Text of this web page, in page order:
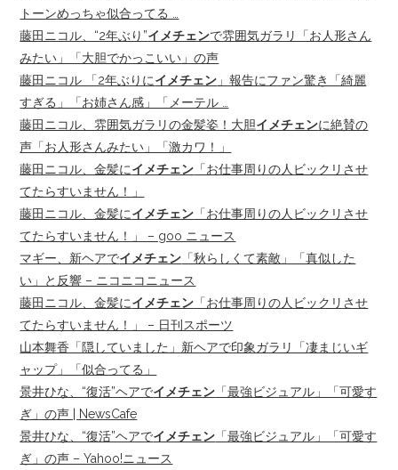
トーンめっちゃ似合ってる …
藤田ニコル、“2年ぶり”イメチェンで雰囲気ガラリ「お人形さん
みたい」「大胆でかっこいい」の声
藤田ニコル 「2年ぶりにイメチェン 」報告にファン驚き「綺麗
すぎる」「お姉さん感」「メーテル …
藤田ニコル、雰囲気ガラリの金髪姿！大胆イメチェンに絶賛の
声「お人形さんみたい」「激カワ！」
藤田ニコル、金髪にイメチェン 「お仕事周りの人ビックリさせ
てたらすいません！」
藤田ニコル、金髪にイメチェン 「お仕事周りの人ビックリさせ
てたらすいません！」 – goo ニュース
マギー、新ヘアでイメチェン 「秋らしくて素敵」「真似した
い」と反響 – ニコニコニュース
藤田ニコル、金髪にイメチェン 「お仕事周りの人ビックリさせ
てたらすいません！」 – 日刊スポーツ
山本舞香「隠していました」新ヘアで印象ガラリ「凄まじいギ
ャップ」「似合ってる」
景井ひな、“復活”ヘアでイメチェン 「最強ビジュアル」「可愛す
ぎ」の声 | NewsCafe
景井ひな、“復活”ヘアでイメチェン 「最強ビジュアル」「可愛す
ぎ」の声 – Yahoo!ニュース